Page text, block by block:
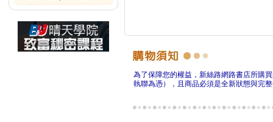
為了保障您的權益，新絲路網路書店所購
執聯為憑），且商品必須是全新狀態與完